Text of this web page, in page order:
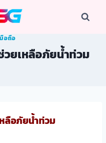
อถือ
วยเหลือภัยน้ำท่วม
ลือภัยน้ำท่วม